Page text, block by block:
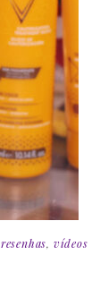
resenhas, vídeos